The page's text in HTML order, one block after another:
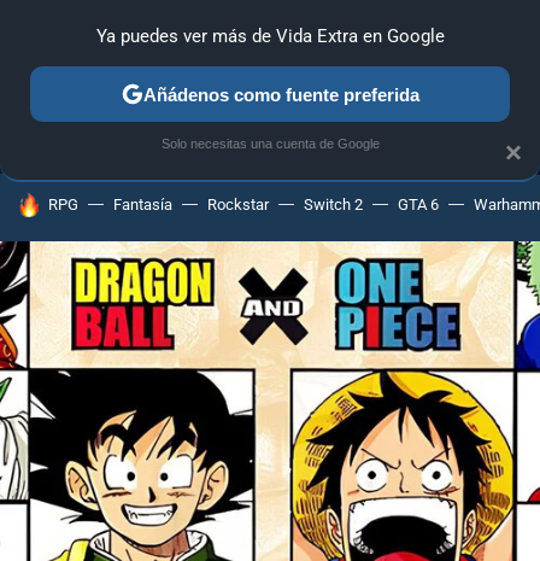
MENÚ NUEVO
GUÍAS Y TRUCOS PC SONY
HOY SE HABLA DE
RPG Fantasía Rockstar Switch 2 GTA 6
×
Ya puedes ver más de Vida Extra en Google
Añádenos como fuente preferida
Solo necesitas una cuenta de Google